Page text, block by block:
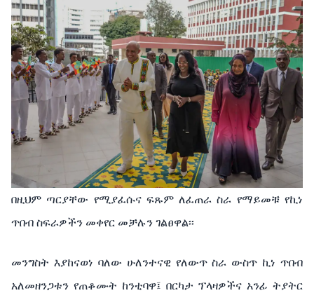
በዚህም ጣርያቸው የሚያፈሱና ፍጹም ለፈጠራ ስራ የማይመቹ የኪነ
ጥበብ ስፍራዎችን መቀየር መቻሉን ገልፀዋል፡፡
መንግስት እያከናወነ ባለው ሁለንተናዊ የለውጥ ስራ ውስጥ ኪነ ጥበብ
አለመዘንጋቱን የጠቆሙት ከንቲባዋ፤ በርካታ ፕላዛዎችና አንፊ ትያትር